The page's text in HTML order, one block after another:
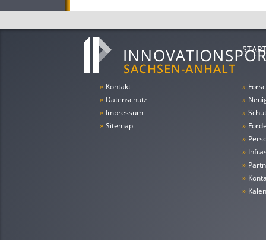
» Kontakt
» Datenschutz
» Impressum
» Sitemap
»
»
»
»
»
»
»
»
»